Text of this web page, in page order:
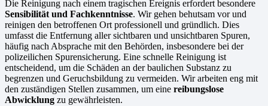
Die Reinigung nach einem tragischen Ereignis erfordert besondere
Sensibilität und Fachkenntnisse. Wir gehen behutsam vor und
reinigen den betroffenen Ort professionell und gründlich. Dies
umfasst die Entfernung aller sichtbaren und unsichtbaren Spuren,
häufig nach Absprache mit den Behörden, insbesondere bei der
polizeilichen Spurensicherung. Eine schnelle Reinigung ist
entscheidend, um die Schäden an der baulichen Substanz zu
begrenzen und Geruchsbildung zu vermeiden. Wir arbeiten eng mit
den zuständigen Stellen zusammen, um eine reibungslose
Abwicklung zu gewährleisten.